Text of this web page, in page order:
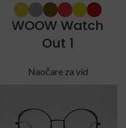
WOOW Watch
Out 1
Naočare za vid